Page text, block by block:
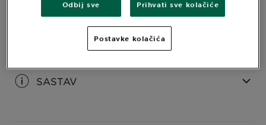
INFORMACIJE O PROIZVODU
CLOSE SUBPANEL
SASTAV
Odbij sve Prihvati sve kolačiće
Postavke kolačića